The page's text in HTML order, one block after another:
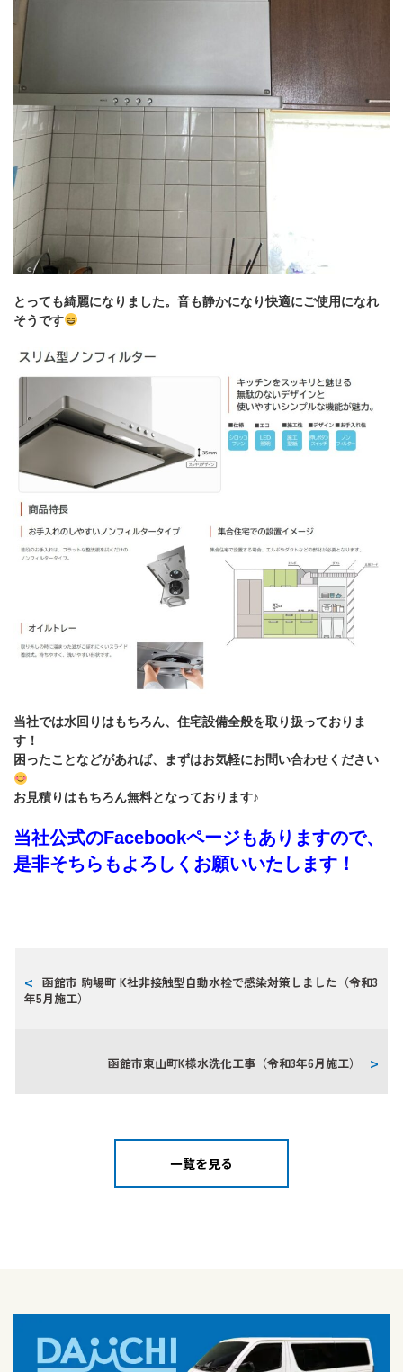
とっても綺麗になりました。音も静かになり快適にご使用になれ
そうです
当社では水回りはもちろん、住宅設備全般を取り扱っておりま
す！
困ったことなどがあれば、まずはお気軽にお問い合わせください
お見積りはもちろん無料となっております♪
当社公式のFacebookページもありますので、
是非そちらもよろしくお願いいたします！
函館市 駒場町 K社非接触型自動水栓で感染対策しました（令和3
年5月施工）
函館市東山町K様水洗化工事（令和3年6月施工）
一覧を見る